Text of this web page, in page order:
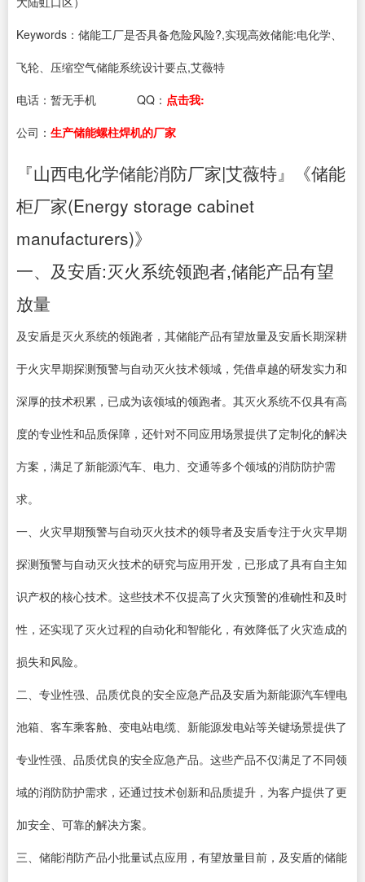
Keywords：储能工厂是否具备危险风险?,实现高效储能:电化学、
飞轮、压缩空气储能系统设计要点,艾薇特
电话： 暂无手机 QQ： 点击我:
公司： 生产储能螺柱焊机的厂家
『山西电化学储能消防厂家|艾薇特』《储能
柜厂家(Energy storage cabinet
manufacturers)》
一、及安盾:灭火系统领跑者,储能产品有望
放量
及安盾是灭火系统的领跑者，其储能产品有望放量及安盾长期深耕
于火灾早期探测预警与自动灭火技术领域，凭借卓越的研发实力和
深厚的技术积累，已成为该领域的领跑者。其灭火系统不仅具有高
度的专业性和品质保障，还针对不同应用场景提供了定制化的解决
方案，满足了新能源汽车、电力、交通等多个领域的消防防护需
求。
一、火灾早期预警与自动灭火技术的领导者及安盾专注于火灾早期
探测预警与自动灭火技术的研究与应用开发，已形成了具有自主知
识产权的核心技术。这些技术不仅提高了火灾预警的准确性和及时
性，还实现了灭火过程的自动化和智能化，有效降低了火灾造成的
损失和风险。
二、专业性强、品质优良的安全应急产品及安盾为新能源汽车锂电
池箱、客车乘客舱、变电站电缆、新能源发电站等关键场景提供了
专业性强、品质优良的安全应急产品。这些产品不仅满足了不同领
域的消防防护需求，还通过技术创新和品质提升，为客户提供了更
加安全、可靠的解决方案。
三、储能消防产品小批量试点应用，有望放量目前，及安盾的储能